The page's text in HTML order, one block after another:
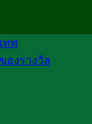
ทพ
องรางวัล